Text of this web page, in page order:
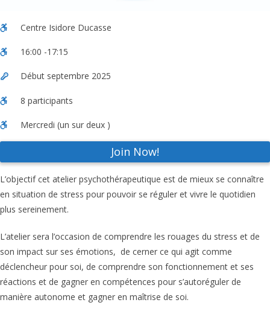
Centre Isidore Ducasse
16:00 -17:15
Début septembre 2025
8 participants
Mercredi (un sur deux )
Join Now!
L’objectif cet atelier psychothérapeutique est de mieux se connaître
en situation de stress pour pouvoir se réguler et vivre le quotidien
plus sereinement.
L’atelier sera l’occasion de comprendre les rouages du stress et de
son impact sur ses émotions, de cerner ce qui agit comme
déclencheur pour soi, de comprendre son fonctionnement et ses
réactions et de gagner en compétences pour s’autoréguler de
manière autonome et gagner en maîtrise de soi.